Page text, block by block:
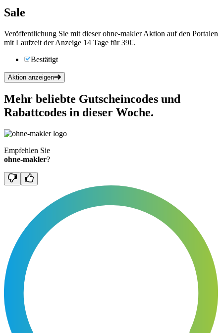
Sale
Veröffentlichung Sie mit dieser ohne-makler Aktion auf den Portalen
mit Laufzeit der Anzeige 14 Tage für 39€.
Bestätigt
Aktion anzeigen
Mehr beliebte Gutscheincodes und
Rabattcodes in dieser Woche.
Empfehlen Sie
ohne-makler?